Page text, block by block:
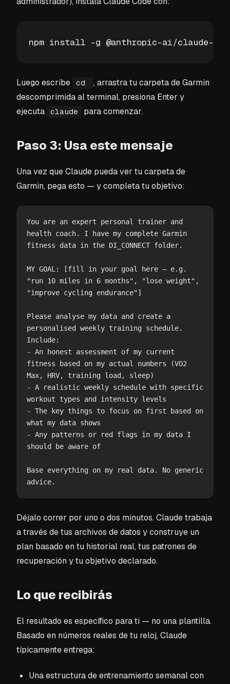
npm install -g @anthropic-ai/claude-
Luego escribe cd
, arrastra tu carpeta de Garmin
descomprimida al terminal, presiona Enter y
ejecuta
claude para comenzar.
Paso 3: Usa este mensaje
Una vez que Claude pueda ver tu carpeta de
Garmin, pega esto — y completa tu objetivo:
You are an expert personal trainer and
health coach. I have my complete Garmin
fitness data in the DI_CONNECT folder.
MY GOAL: [fill in your goal here — e.g.
"run 10 miles in 6 months", "lose weight",
"improve cycling endurance"]
Please analyse my data and create a
personalised weekly training schedule.
Include:
- An honest assessment of my current
fitness based on my actual numbers (VO2
Max, HRV, training load, sleep)
- A realistic weekly schedule with specific
workout types and intensity levels
- The key things to focus on first based on
what my data shows
- Any patterns or red flags in my data I
should be aware of
Base everything on my real data. No generic
advice.
Déjalo correr por uno o dos minutos. Claude trabaja
a través de tus archivos de datos y construye un
plan basado en tu historial real, tus patrones de
recuperación y tu objetivo declarado.
Lo que recibirás
El resultado es específico para ti — no una plantilla.
Basado en números reales de tu reloj, Claude
típicamente entrega:
Una estructura de entrenamiento semanal con